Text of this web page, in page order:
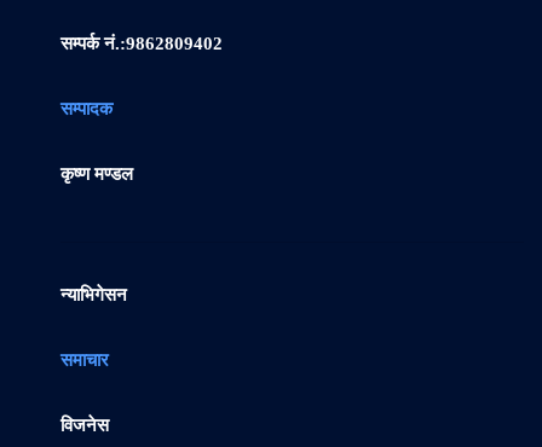
सम्पर्क नं.:9862809402
सम्पादक
कृष्ण मण्डल
न्याभिगेसन
समाचार
विजनेस